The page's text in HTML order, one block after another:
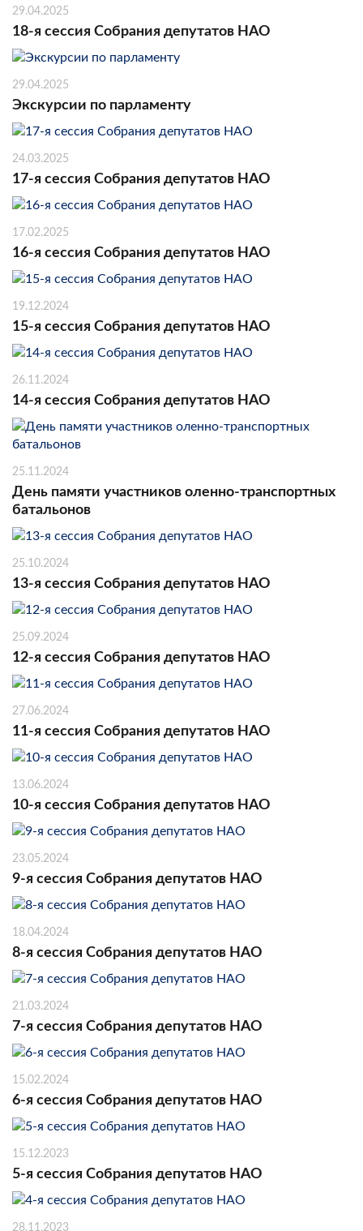
29.04.2025
18-я сессия Собрания депутатов НАО
29.04.2025
Экскурсии по парламенту
24.03.2025
17-я сессия Собрания депутатов НАО
17.02.2025
16-я сессия Собрания депутатов НАО
19.12.2024
15-я сессия Собрания депутатов НАО
26.11.2024
14-я сессия Собрания депутатов НАО
25.11.2024
День памяти участников оленно-транспортных
батальонов
25.10.2024
13-я сессия Собрания депутатов НАО
25.09.2024
12-я сессия Собрания депутатов НАО
27.06.2024
11-я сессия Собрания депутатов НАО
13.06.2024
10-я сессия Собрания депутатов НАО
23.05.2024
9-я сессия Собрания депутатов НАО
18.04.2024
8-я сессия Собрания депутатов НАО
21.03.2024
7-я сессия Собрания депутатов НАО
15.02.2024
6-я сессия Собрания депутатов НАО
15.12.2023
5-я сессия Собрания депутатов НАО
28.11.2023